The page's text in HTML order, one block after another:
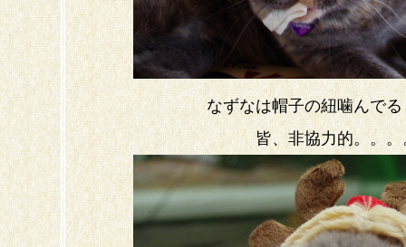
なずなは帽子の紐噛んで
皆、非協力的。。。